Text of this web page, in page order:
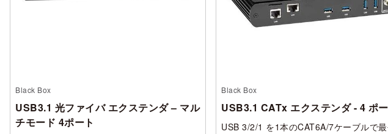
Black Box
USB3.1 光ファイバ エクステンダ – マル
チモード 4ポート
Black Box
USB3.1 CATx エクステンダ - 4 ポ
USB 3/2/1 を1本のCAT6A/7ケーブルで